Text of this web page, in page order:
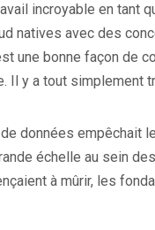
incroyable en tant
natives avec des
une bonne façon de
Il y a tout simplement
de données
échelle au sein
à mûrir, les